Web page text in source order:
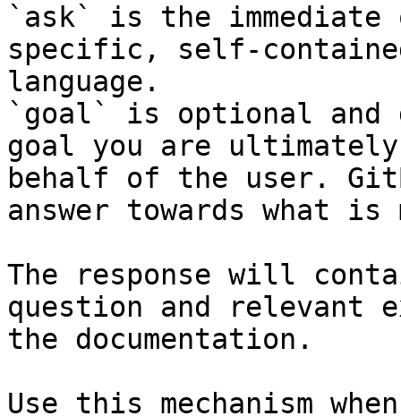
`ask` is the
specific, self-
language.
`goal` is optional and
goal you are
behalf of the user.
answer towards what
The response will
question and relevant
the documentation.
Use this mechanism